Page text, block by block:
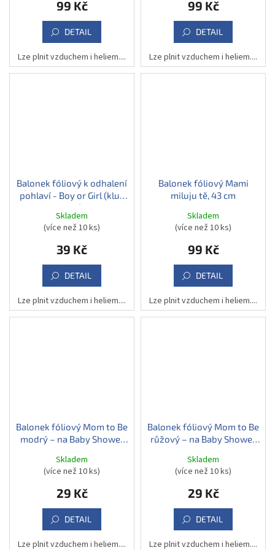
99 Kč
DETAIL
Lze plnit vzduchem i heliem....
99 Kč
DETAIL
Lze plnit vzduchem i heliem....
Balonek fóliový k odhalení
pohlaví - Boy or Girl (kluk
nebo holka), 45 cm
Skladem
(více než 10 ks)
39 Kč
DETAIL
Lze plnit vzduchem i heliem....
Balonek fóliový Mami
miluju tě, 43 cm
Skladem
(více než 10 ks)
99 Kč
DETAIL
Lze plnit vzduchem i heliem....
Balonek fóliový Mom to Be
modrý – na Baby Shower
cm
Skladem
(více než 10 ks)
29 Kč
DETAIL
Lze plnit vzduchem i heliem....
Balonek fóliový Mom to Be
růžový – na Baby Shower
cm
Skladem
(více než 10 ks)
29 Kč
DETAIL
Lze plnit vzduchem i heliem....